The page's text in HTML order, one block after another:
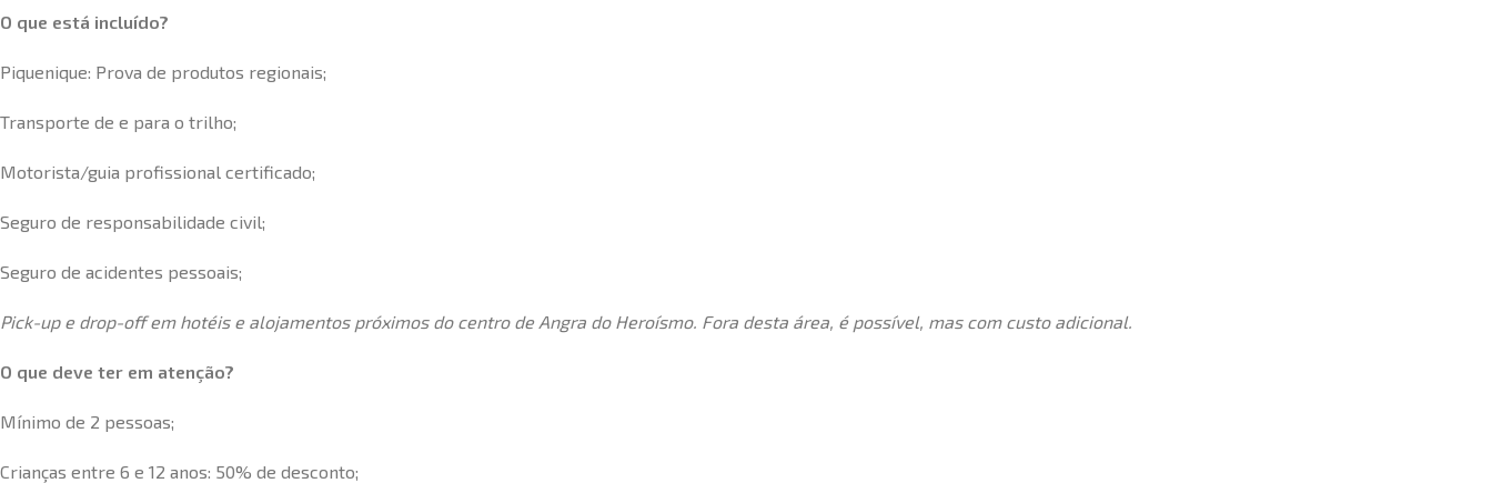
O que está incluído?
Piquenique: Prova de produtos regionais;
Transporte de e para o trilho;
Motorista/guia profissional certificado;
Seguro de responsabilidade civil;
Seguro de acidentes pessoais;
Pick-up e drop-off em hotéis e alojamentos próximos do centro de Angra do Heroísmo. Fora desta área, é possível, mas com custo adicional.
O que deve ter em atenção?
Mínimo de 2 pessoas;
Crianças entre 6 e 12 anos: 50% de desconto;